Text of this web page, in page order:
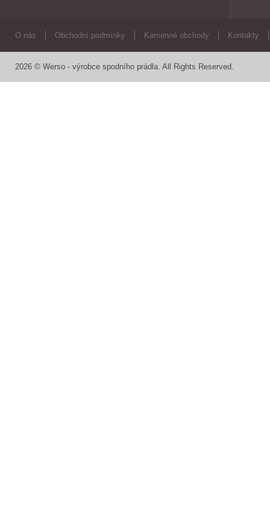
O nás Obchodní podmínky Kamenné obchody Kontakty
2026 © Werso - výrobce spodního prádla. All Rights Reserved.